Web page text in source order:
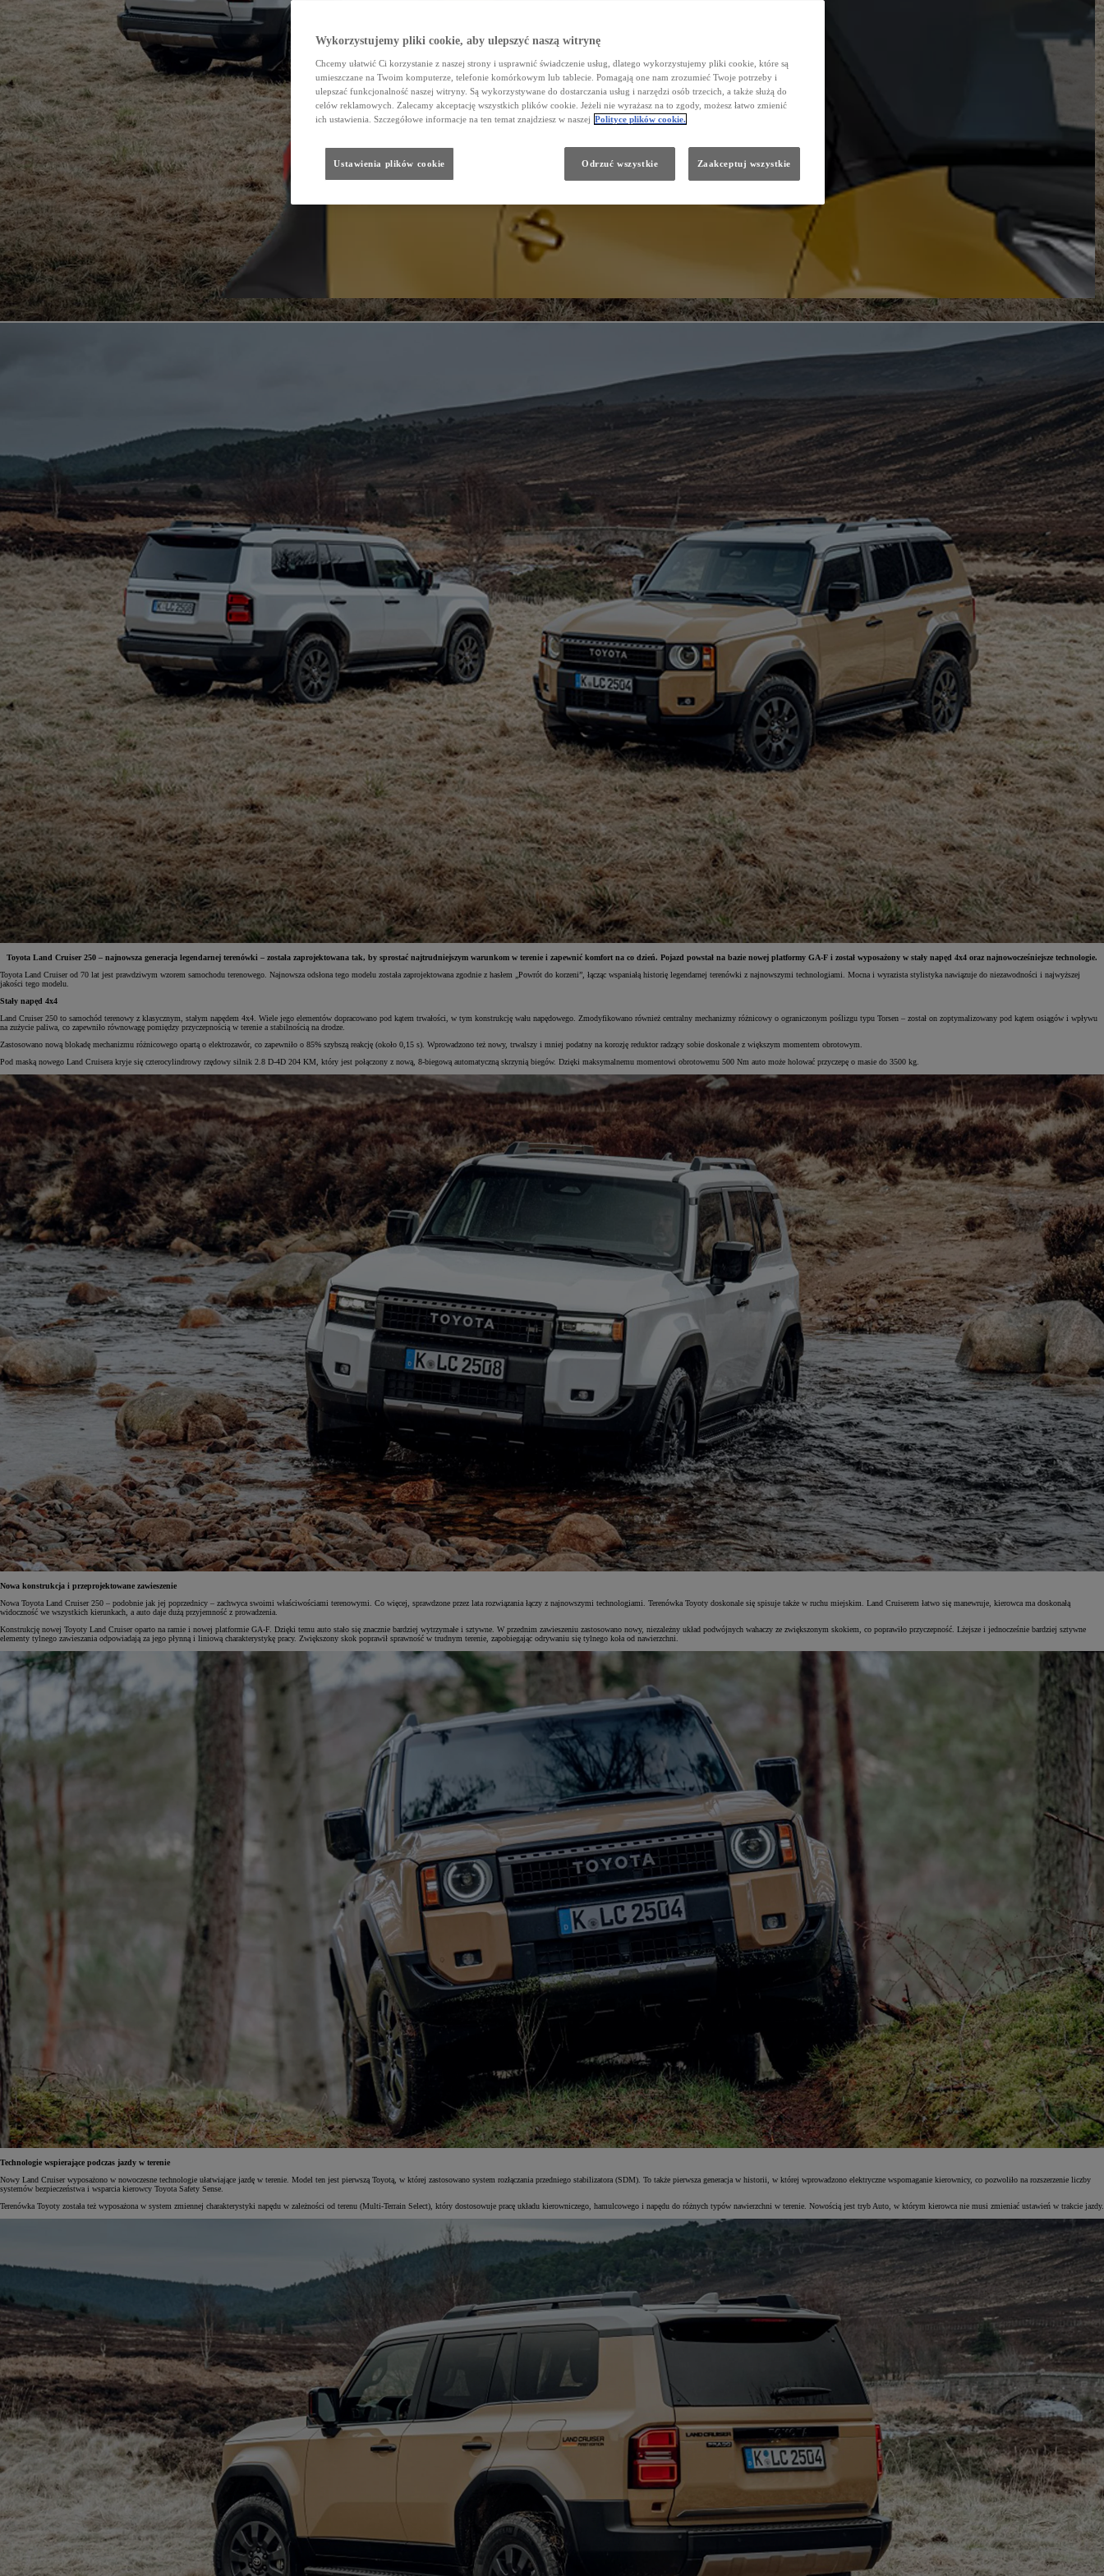
Yaris Cross
HYBRID
HYBRID
Toyota Land Cruiser 250 – najnowsza generacja legendarnej terenówki – została zaprojektowana tak, by sprostać najtrudniejszym warunkom w terenie i zapewnić komfort na co dzień. Pojazd powstał na bazie nowej platformy GA-F i został wyposażony w stały napęd 4x4 oraz najnowocześniejsze technologie.
Toyota Land Cruiser od 70 lat jest prawdziwym wzorem samochodu terenowego. Najnowsza odsłona tego modelu została zaprojektowana zgodnie z hasłem „Powrót do korzeni”, łącząc wspaniałą historię legendarnej terenówki z najnowszymi technologiami. Mocna i wyrazista stylistyka nawiązuje do niezawodności i najwyższej
jakości tego modelu.
Stały napęd 4x4
Land Cruiser 250 to samochód terenowy z klasycznym, stałym napędem 4x4. Wiele jego elementów dopracowano pod kątem trwałości, w tym konstrukcję wału napędowego. Zmodyfikowano również centralny mechanizmy różnicowy o ograniczonym poślizgu typu Torsen – został on zoptymalizowany pod kątem osiągów i wpływu
na zużycie paliwa, co zapewniło równowagę pomiędzy przyczepnością w terenie a stabilnością na drodze.
Zastosowano nową blokadę mechanizmu różnicowego opartą o elektrozawór, co zapewniło o 85% szybszą reakcję (około 0,15 s). Wprowadzono też nowy, trwalszy i mniej podatny na korozję reduktor radzący sobie doskonale z większym momentem obrotowym.
Pod maską nowego Land Cruisera kryje się czterocylindrowy rzędowy silnik 2.8 D-4D 204 KM, który jest połączony z nową, 8-biegową automatyczną skrzynią biegów. Dzięki maksymalnemu momentowi obrotowemu 500 Nm auto może holować przyczepę o masie do 3500 kg.
Nowa konstrukcja i przeprojektowane zawieszenie
Nowa Toyota Land Cruiser 250 – podobnie jak jej poprzednicy – zachwyca swoimi właściwościami terenowymi. Co więcej, sprawdzone przez lata rozwiązania łączy z najnowszymi technologiami. Terenówka Toyoty doskonale się spisuje także w ruchu miejskim. Land Cruiserem łatwo się manewruje, kierowca ma doskonałą
widoczność we wszystkich kierunkach, a auto daje dużą przyjemność z prowadzenia.
Konstrukcję nowej Toyoty Land Cruiser oparto na ramie i nowej platformie GA-F. Dzięki temu auto stało się znacznie bardziej wytrzymałe i sztywne. W przednim zawieszeniu zastosowano nowy, niezależny układ podwójnych wahaczy ze zwiększonym skokiem, co poprawiło przyczepność. Lżejsze i jednocześnie bardziej sztywne
elementy tylnego zawieszania odpowiadają za jego płynną i liniową charakterystykę pracy. Zwiększony skok poprawił sprawność w trudnym terenie, zapobiegając odrywaniu się tylnego koła od nawierzchni.
Technologie wspierające podczas jazdy w terenie
Nowy Land Cruiser wyposażono w nowoczesne technologie ułatwiające jazdę w terenie. Model ten jest pierwszą Toyotą, w której zastosowano system rozłączania przedniego stabilizatora (SDM). To także pierwsza generacja w historii, w której wprowadzono elektryczne wspomaganie kierownicy, co pozwoliło na rozszerzenie liczby
systemów bezpieczeństwa i wsparcia kierowcy Toyota Safety Sense.
Terenówka Toyoty została też wyposażona w system zmiennej charakterystyki napędu w zależności od terenu (Multi-Terrain Select), który dostosowuje pracę układu kierowniczego, hamulcowego i napędu do różnych typów nawierzchni w terenie. Nowością jest tryb Auto, w którym kierowca nie musi zmieniać ustawień w trakcie jazdy.
Wykorzystujemy pliki cookie, aby ulepszyć naszą witrynę
Chcemy ułatwić Ci korzystanie z naszej strony i usprawnić świadczenie usług, dlatego wykorzystujemy pliki cookie, które są
umieszczane na Twoim komputerze, telefonie komórkowym lub tablecie. Pomagają one nam zrozumieć Twoje potrzeby i
ulepszać funkcjonalność naszej witryny. Są wykorzystywane do dostarczania usług i narzędzi osób trzecich, a także służą do
celów reklamowych. Zalecamy akceptację wszystkich plików cookie. Jeżeli nie wyrażasz na to zgody, możesz łatwo zmienić
ich ustawienia. Szczegółowe informacje na ten temat znajdziesz w naszej Polityce plików cookie.
Ustawienia plików cookie Odrzuć wszystkie Zaakceptuj wszystkie